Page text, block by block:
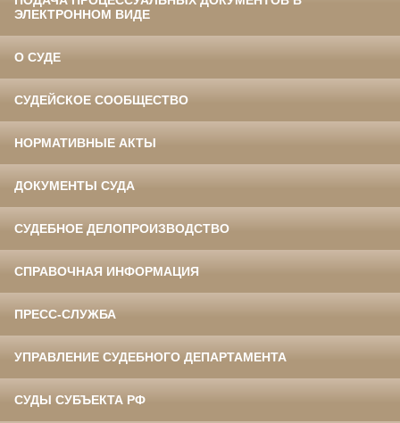
ЭЛЕКТРОННОМ ВИДЕ
О СУДЕ
СУДЕЙСКОЕ СООБЩЕСТВО
НОРМАТИВНЫЕ АКТЫ
ДОКУМЕНТЫ СУДА
СУДЕБНОЕ ДЕЛОПРОИЗВОДСТВО
СПРАВОЧНАЯ ИНФОРМАЦИЯ
ПРЕСС-СЛУЖБА
УПРАВЛЕНИЕ СУДЕБНОГО ДЕПАРТАМЕНТА
СУДЫ СУБЪЕКТА РФ